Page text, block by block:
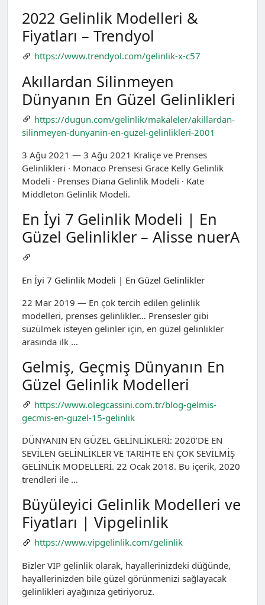
2022 Gelinlik Modelleri &
Fiyatları – Trendyol
https://www.trendyol.com/gelinlik-x-c57
Akıllardan Silinmeyen
Dünyanın En Güzel Gelinlikleri
https://dugun.com/gelinlik/makaleler/akillardan-
silinmeyen-dunyanin-en-guzel-gelinlikleri-2001
3 Ağu 2021 — 3 Ağu 2021 Kraliçe ve Prenses
Gelinlikleri · Monaco Prensesi Grace Kelly Gelinlik
Modeli · Prenses Diana Gelinlik Modeli · Kate
Middleton Gelinlik Modeli.
En İyi 7 Gelinlik Modeli | En
Güzel Gelinlikler – Alisse nuerA
En İyi 7 Gelinlik Modeli | En Güzel Gelinlikler
22 Mar 2019 — En çok tercih edilen gelinlik
modelleri, prenses gelinlikler… Prensesler gibi
süzülmek isteyen gelinler için, en güzel gelinlikler
arasında ilk …
Gelmiş, Geçmiş Dünyanın En
Güzel Gelinlik Modelleri
https://www.olegcassini.com.tr/blog-gelmis-
gecmis-en-guzel-15-gelinlik
DÜNYANIN EN GÜZEL GELİNLİKLERİ: 2020’DE EN
SEVİLEN GELİNLİKLER VE TARİHTE EN ÇOK SEVİLMİŞ
GELİNLİK MODELLERİ. 22 Ocak 2018. Bu içerik, 2020
trendleri ile …
Büyüleyici Gelinlik Modelleri ve
Fiyatları | Vipgelinlik
https://www.vipgelinlik.com/gelinlik
Bizler VIP gelinlik olarak, hayallerinizdeki düğünde,
hayallerinizden bile güzel görünmenizi sağlayacak
gelinlikleri ayağınıza getiriyoruz.